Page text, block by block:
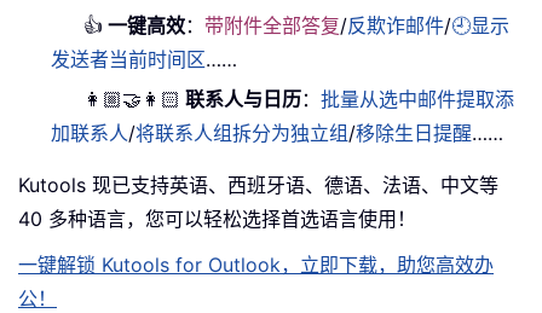
👍 一键高效：带附件全部答复/反欺诈邮件/🕘显示
发送者当前时间区……
👩🏼‍🤝‍👩🏻 联系人与日历：批量从选中邮件提取添
加联系人/将联系人组拆分为独立组 /移除生日提醒……
Kutools 现已支持英语、西班牙语、德语、法语、中文等
40 多种语言，您可以轻松选择首选语言使用！
一键解锁 Kutools for Outlook，立即下载，助您高效办
公！